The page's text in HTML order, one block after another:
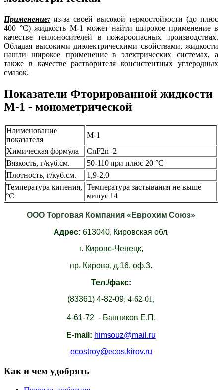
Применение: из-за своей высокой термостойкости (до плюс
400 °С) жидкость М-1 может найти широкое применение в
качестве теплоносителей в пожароопасных производствах.
Обладая высокими диэлектрическими свойствами, жидкости
нашли широкое применение в электрических системах, а
также в качестве растворителя консистентных углеродных
смазок.
Показатели Фторированной жидкости
М-1 - монометрической
Наименование
показателя
М-1
Химическая формула
CnF2n+2
Вязкость, г/куб.см.
50-110 при плюс 20 °С
Плотность, г/куб.см.
1,9-2,0
Температура кипения,
ºС
Температура застывания не выше
минус 14
ООО Торговая Компания «Еврохим Союз»
Адрес: 613040, Кировская обл,
г. Кирово-Чепецк,
пр. Кирова, д.16, оф.3.
Тел./факс:
(83361) 4-82-09, 4-62-01,
4-61-72 - Банников Е.П.
E-mail: himsouz@mail.ru
ecostroy@ecos.kirov.ru
Как и чем удобрять